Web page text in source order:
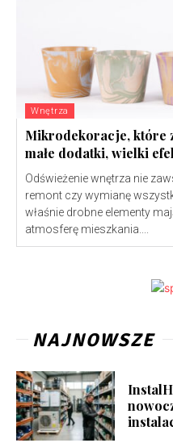
Wnętrza
Mikrodekoracje, które
małe dodatki, wielki
Odświeżenie wnętrza nie
remont czy wymianę
właśnie drobne elementy
atmosferę mieszkania....
NAJNOWSZE